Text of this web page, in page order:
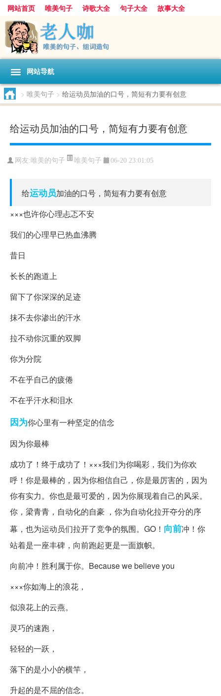
网站首页 唯美句子 诗歌大全 句子大全
故事大全
人生感悟
其他美文 美文欣赏
感人故事
句子分类
网站导航
> 唯美句子 > 给运动员加油的口号，简短有力要有创意
给运动员加油的口号，简短有力要有创意
网友: 唯美的句子 唯美句子 06-20 23:01:05
给运动员加油的口号，简短有力要有创意
×××也许你心理忐忑不安
我们的心理早已热血沸腾
昔日
长长的跑道上
留下了你深深的足迹
抹不去你渗出的汗水
拉不动你沉重的双脚
你为分院
不在乎自己的疲倦
不在乎汗水和泪水
因为你心里有一种坚定的信念
因为你最棒
成功了！终于成功了！×××我们为你喝彩，我们为你欢
呼！你是最棒的，因为你相信自己，你是最厉害的，因为
你有实力。你也是最可爱的，因为你展现着自己的风采。
你，梁青青，自动化的自豪 ，你为自动化拉开夺分的序
幕，也为运动员们拉开了竞争的氛围。GO！ 向前冲！你
站着是一座丰碑，向前跑起更是一面旗帜。
向前冲！胜利属于你。Because we believe you
×××你如海上的浪花，
似浪花上的云燕。
灵巧的速跑，
轻轻的一跃，
落下的是小小的横竿，
升起的是不屈的信念。